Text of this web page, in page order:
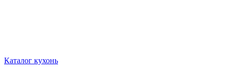
Каталог кухонь